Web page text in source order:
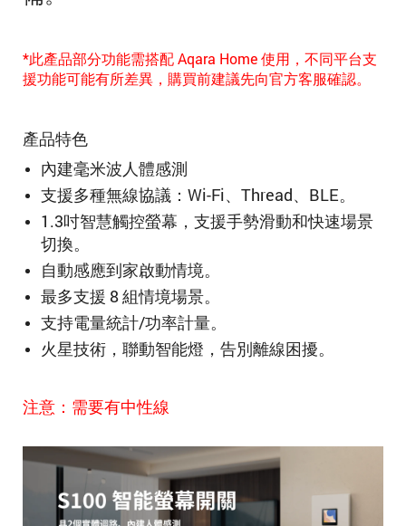
*此產品部分功能需搭配 Aqara Home 使用，不同平台支
援功能可能有所差異，購買前建議先向官方客服確認。
產品特色
內建毫米波人體感測
支援多種無線協議： Wi-Fi、Thread、BLE。
1.3吋智慧觸控螢幕， 支援手勢滑動和快速場景
切換。
自動感應到家啟動情境。
最多支援 8 組情境場景。
支持電量統計/功率計量。
火星技術，聯動智能燈，告別離線困擾。
注意：需要有中性線